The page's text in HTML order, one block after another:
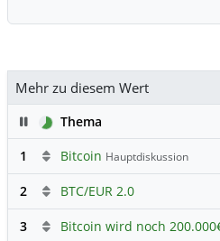
Mehr zu diesem Wert
PauseThema
1
Bitcoin Hauptdiskussion
2 BTC/EUR 2.0
3